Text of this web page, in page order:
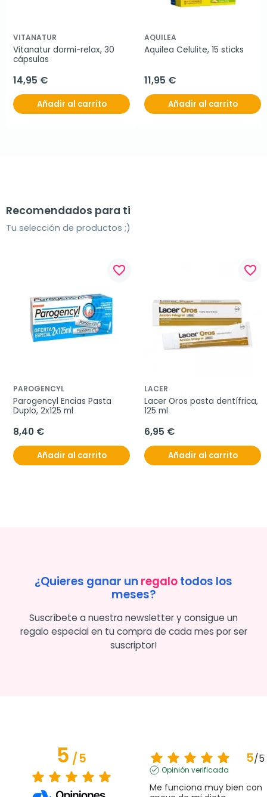
VITANATUR
Vitanatur dormi-relax, 30
cápsulas
14,95 €
Añadir al carrito
AQUILEA
Aquilea Celulite, 15 sticks
11,95 €
Añadir al carrito
Recomendados para ti
Tu selección de productos ;)
favorite_border
PAROGENCYL
Parogencyl Encias Pasta
Duplo, 2x125 ml
8,40 €
Añadir al carrito
favorite_border
LACER
Lacer Oros pasta dentífrica,
125 ml
6,95 €
Añadir al carrito
¿Quieres ganar un regalotodos los
meses?
Suscríbete a nuestra newsletter y consigue un
regalo especial en tu compra de cada mes por ser
suscriptor!
5/5 5/5
Opinión verificada
Me funciona muy bien con